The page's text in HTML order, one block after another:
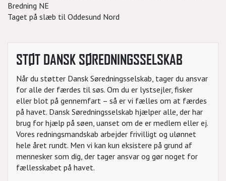
Bredning NE
Taget på slæb til Oddesund Nord
STØT DANSK SØREDNINGSSELSKAB
Når du støtter Dansk Søredningsselskab, tager du ansvar
for alle der færdes til søs. Om du er lystsejler, fisker
eller blot på gennemfart – så er vi fælles om at færdes
på havet. Dansk Søredningsselskab hjælper alle, der har
brug for hjælp på søen, uanset om de er medlem eller ej.
Vores redningsmandskab arbejder frivilligt og ulønnet
hele året rundt. Men vi kan kun eksistere på grund af
mennesker som dig, der tager ansvar og gør noget for
fællesskabet på havet.